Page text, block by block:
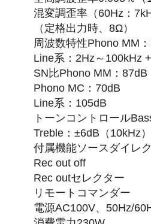
混変調歪率（60Hz：
（定格出力時、8Ω）
周波数特性Phono MM
Line系：2Hz～100kHz
SN比Phono MM：87dB
Phono MC：70dB
Line系：105dB
トーンコントロール
Treble：±6dB（10kHz）
付属機能ソースダイレ
Rec out off
Rec outセレクター
リモートコマンダー
電源AC100V、50Hz/